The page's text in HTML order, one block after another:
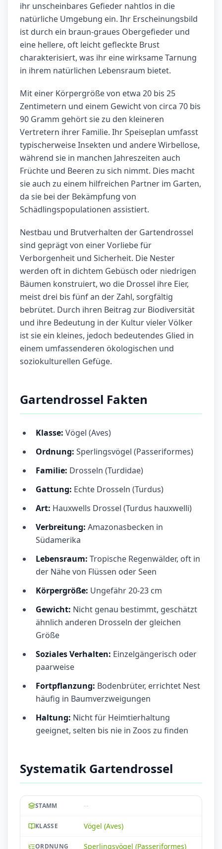
ihr unscheinbares Gefieder nahtlos in die
natürliche Umgebung ein. Ihr Erscheinungsbild
ist durch ein braun-graues Obergefieder und
eine hellere, oft leicht gefleckte Brust
charakterisiert, was ihr eine wirksame Tarnung
in ihrem natürlichen Lebensraum bietet.
Mit einer Körpergröße von etwa 20 bis 25
Zentimetern und einem Gewicht von circa 70 bis
90 Gramm gehört sie zu den kleineren
Vertretern ihrer Familie. Ihr Speiseplan umfasst
typischerweise Insekten und andere Wirbellose,
während sie in manchen Jahreszeiten auch
Früchte und Beeren zu sich nimmt. Dies macht
sie auch zu einem hilfreichen Partner im Garten,
da sie bei der Bekämpfung von
Schädlingspopulationen assistiert.
Nestbau und Brutverhalten der Gartendrossel
sind geprägt von einer Vorliebe für
Verborgenheit und Sicherheit. Die Nester
werden oft in dichtem Gebüsch oder niedrigen
Bäumen konstruiert, wo die Drossel ihre Eier,
meist drei bis fünf an der Zahl, sorgfältig
bebrütet. Durch ihren Beitrag zur Biodiversität
und ihre Bedeutung in der Kultur vieler Völker
ist sie ein kleines, jedoch bedeutendes Glied in
einem umfassenderen ökologischen und
soziokulturellen Gefüge.
Gartendrossel Fakten
Klasse: Vögel (Aves)
Ordnung: Sperlingsvögel (Passeriformes)
Familie: Drosseln (Turdidae)
Gattung: Echte Drosseln (Turdus)
Art: Hauxwells Drossel (Turdus hauxwelli)
Verbreitung: Amazonasbecken in
Südamerika
Lebensraum: Tropische Regenwälder, oft in
der Nähe von Flüssen oder Seen
Körpergröße: Ungefähr 20-23 cm
Gewicht: Nicht genau bestimmt, geschätzt
ähnlich anderen Drosseln der gleichen
Größe
Soziales Verhalten: Einzelgängerisch oder
paarweise
Fortpflanzung: Bodenbrüter, errichtet Nest
häufig in Baumverzweigungen
Haltung: Nicht für Heimtierhaltung
geeignet, selten bis nie in Zoos zu finden
Systematik Gartendrossel
STAMM --
KLASSE Vögel (Aves)
ORDNUNG Sperlingsvögel (Passeriformes)